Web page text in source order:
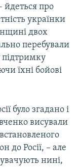
йдеться про
українки
двох
перебували
підтримку
їхні бойові
було згадано і
висували
до Росії, – але
нині,